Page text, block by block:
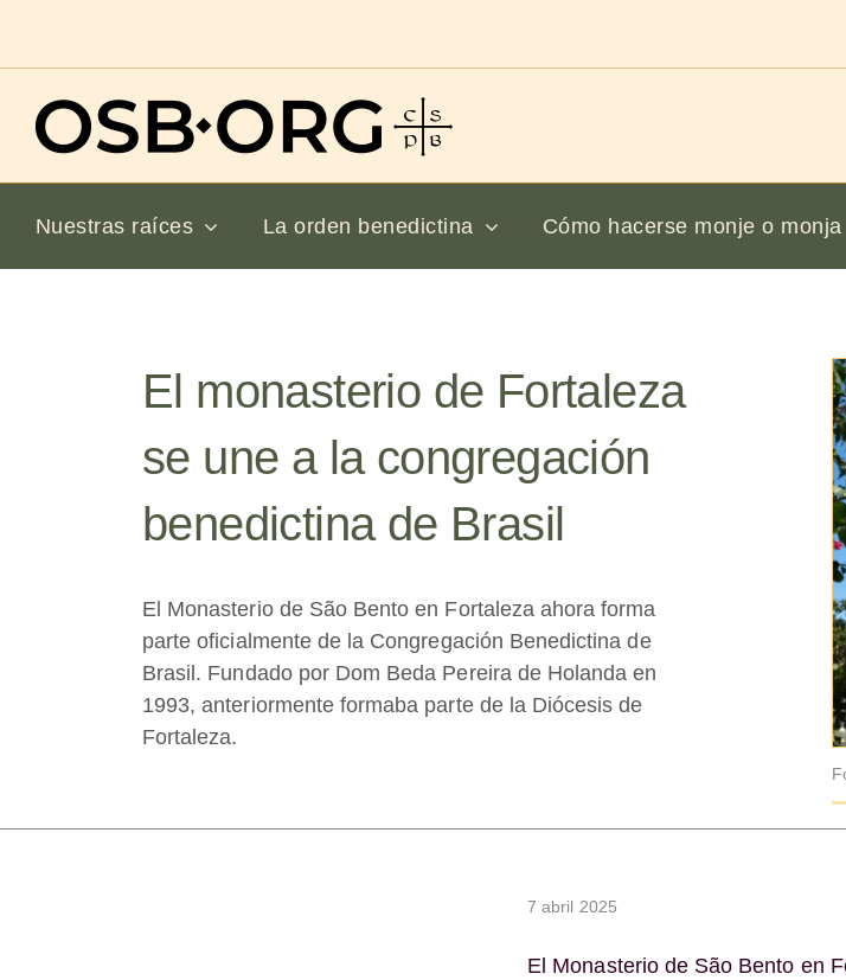
Nuestras raíces La orden benedictina Cómo hacerse monje o monja
El monasterio de Fortaleza
se une a la congregación
benedictina de Brasil
El Monasterio de São Bento en Fortaleza ahora forma
parte oficialmente de la Congregación Benedictina de
Brasil. Fundado por Dom Beda Pereira de Holanda en
1993, anteriormente formaba parte de la Diócesis de
Fortaleza.
7 abril 2025
El Monasterio de São Bento en